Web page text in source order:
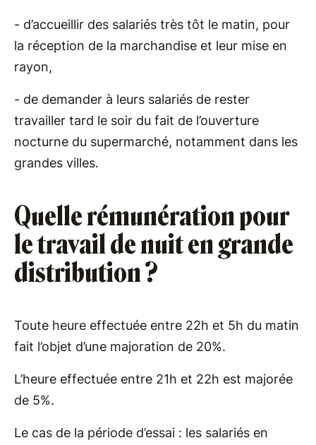
- d’accueillir des salariés très tôt le matin, pour
la réception de la marchandise et leur mise en
rayon,
- de demander à leurs salariés de rester
travailler tard le soir du fait de l’ouverture
nocturne du supermarché, notamment dans les
grandes villes.
Quelle rémunération pour
le travail de nuit en grande
distribution ?
Toute heure effectuée entre 22h et 5h du matin
fait l’objet d’une majoration de 20%.
L’heure effectuée entre 21h et 22h est majorée
de 5%.
Le cas de la période d’essai : les salariés en